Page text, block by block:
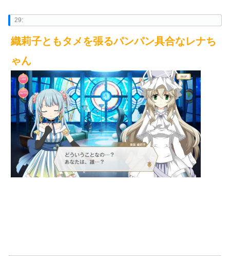
29:
織莉子ともタメを張るパンパン具合なレナち
ゃん